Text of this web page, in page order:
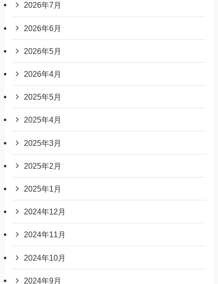
2026年7月
2026年6月
2026年5月
2026年4月
2025年5月
2025年4月
2025年3月
2025年2月
2025年1月
2024年12月
2024年11月
2024年10月
2024年9月